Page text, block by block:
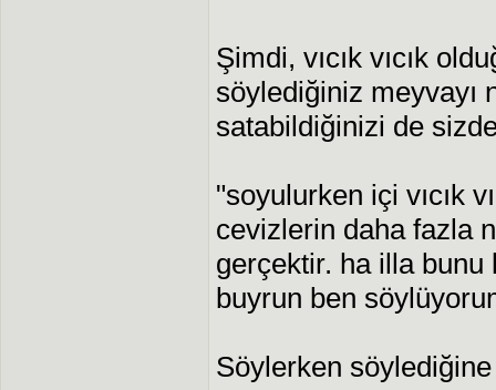
Şimdi, vıcık vıcık
söylediğiniz meyvayı
satabildiğinizi de
"soyulurken içi vıcık
cevizlerin daha fazla
gerçektir. ha illa
buyrun ben
Söylerken söylediğine